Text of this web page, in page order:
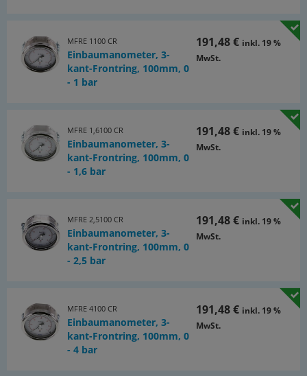
Optional:
ISO-Werkskalibrierung (in Anlehnung an DIN EN 837-1,
Ermittlung der Messabweichung und der Hysterese), DAkkS-
DKD Kalibrierung (nach DKD-R 6-1, rückführbar und
*mit Zentrierzapfen für Profildichtring
Dokumente:
Katalogseite Atlas 9 (Seite 664a)
Manometers
(PDF)
MFRE 1100 CR
Einbaumanometer, 3-
kant-Frontring, 100mm, 0
- 1 bar
191,48 € inkl. 19 %
MwSt.
MFRE 1,6100 CR
Einbaumanometer, 3-
kant-Frontring, 100mm, 0
- 1,6 bar
191,48 € inkl. 19 %
MwSt.
MFRE 2,5100 CR
Einbaumanometer, 3-
kant-Frontring, 100mm, 0
- 2,5 bar
191,48 € inkl. 19 %
MwSt.
MFRE 4100 CR
Einbaumanometer, 3-
kant-Frontring, 100mm, 0
- 4 bar
191,48 € inkl. 19 %
MwSt.